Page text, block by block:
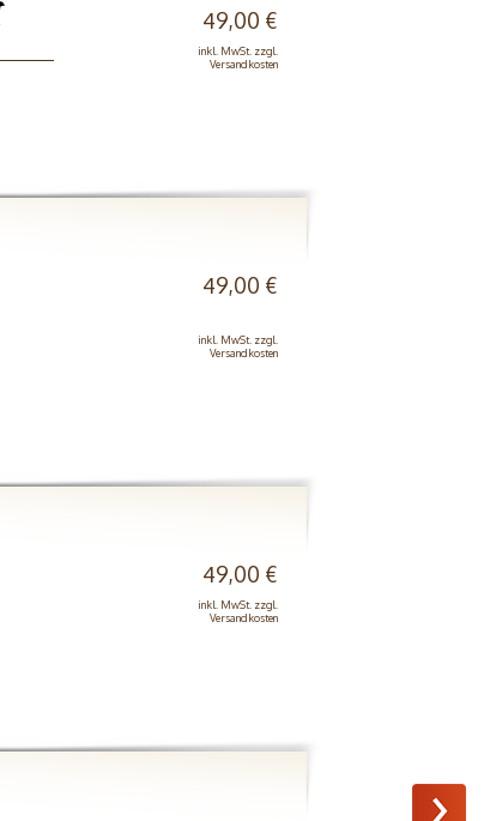
49,00 €
inkl. MwSt. zzgl.
Versandkosten
49,00 €
inkl. MwSt. zzgl.
Versandkosten
49,00 €
inkl. MwSt. zzgl.
Versandkosten